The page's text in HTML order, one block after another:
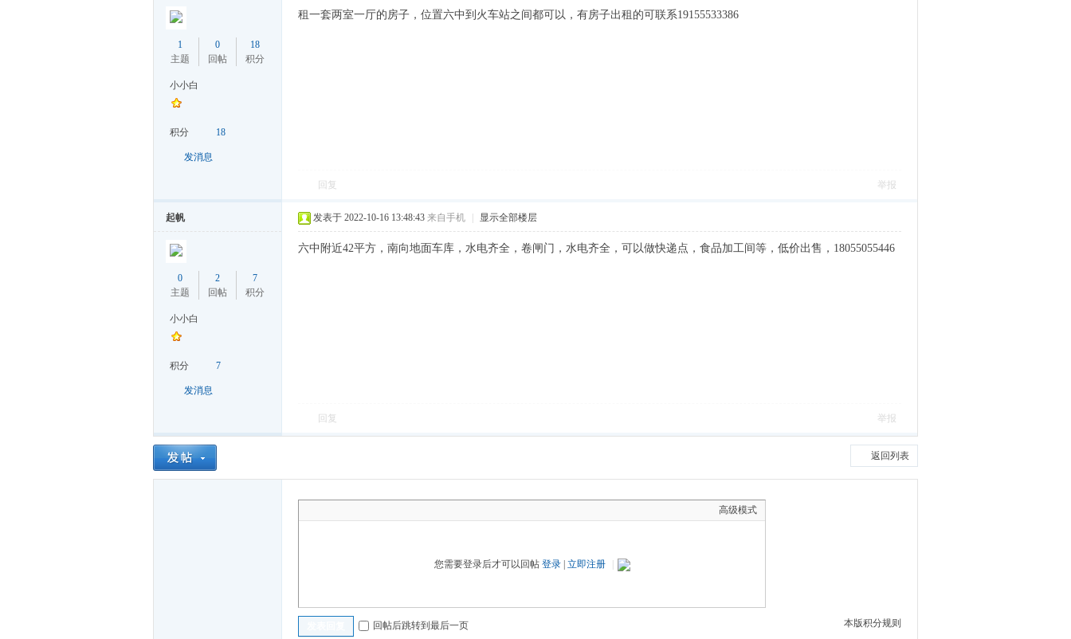
麟
1
主题
0
回帖
18
积分
小小白
积分 18
发消息
租一套两室一厅的房子，位置六中到火车站之间都可以，有房子出租的可联系19155533386
回复 举报
起帆
0
主题
2
回帖
7
积分
小小白
积分 7
发消息
发表于 2022-10-16 13:48:43 来自手机 显示全部楼层
六中附近42平方，南向地面车库，水电齐全，卷闸门，水电齐全，可以做快递点，食品加工间等，低价出售，18055055446
回复 举报
返回列表
高级模式
您需要登录后才可以回帖 登录| 立即注册
本版积分规则
回帖后跳转到最后一页